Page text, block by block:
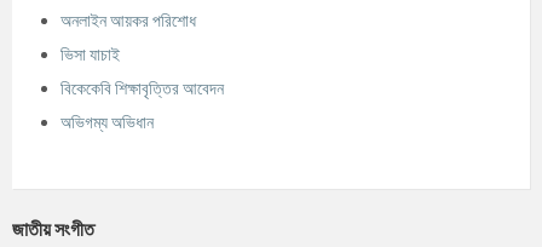
অনলাইন আয়কর পরিশোধ
ভিসা যাচাই
বিকেকেবি শিক্ষাবৃত্তির আবেদন
অভিগম্য অভিধান
জাতীয় সংগীত